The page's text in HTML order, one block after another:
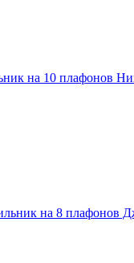
на 10 плафонов